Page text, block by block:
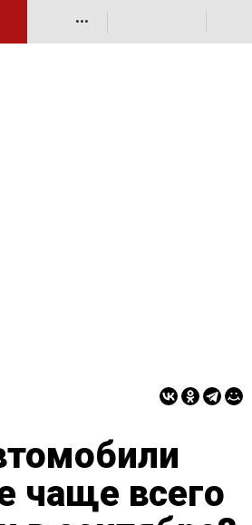
•••
чаще всего